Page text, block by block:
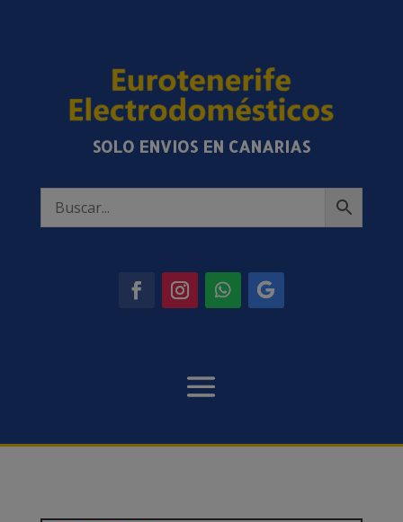
SOLO ENVIOS EN CANARIAS